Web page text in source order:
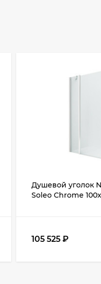
Душевой уголок
Soleo Chrome
105 525 ₽